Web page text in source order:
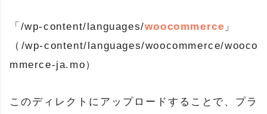
「/wp-content/languages/woocommerce 」
（/wp-content/languages/woocommerce/wooco
mmerce-ja.mo）
このディレクトにアップロードすることで、プラ